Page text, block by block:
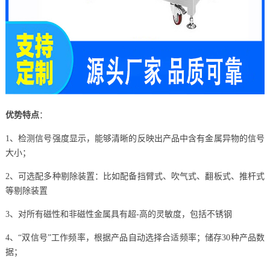
优势特点：
1、检测信号强度显示，能够清晰的反映出产品中含有金属异物的信号
大小；
2、可选配多种剔除装置：比如配备挡臂式、吹气式、翻板式、推杆式
等剔除装置
3、对所有磁性和非磁性金属具有超-高的灵敏度，包括不锈钢
4、“双信号”工作频率，根据产品自动选择合适频率；储存30种产品数
据；